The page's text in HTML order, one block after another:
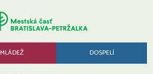
MLÁDEŽ DOSPELÍ